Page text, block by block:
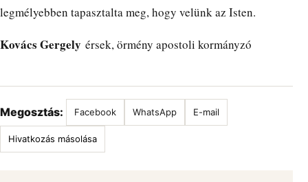
legmélyebben tapasztalta meg, hogy velünk az Isten.
Kovács Gergely érsek, örmény apostoli kormányzó
Megosztás: Facebook WhatsApp E-mail
Hivatkozás másolása